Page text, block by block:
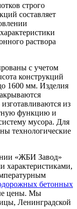
строго
составляет
раствора
с учетом
конструкций
1600 мм. Изделия
из
функцию и
мусора. Для
технологические
«ЖБИ Завод»
характеристиками,
бетонных
цены. Мы
Ленинградской